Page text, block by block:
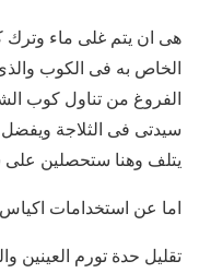
هى ان يتم غلى ماء وترك
الخاص به فى الكوب
الفروغ من تناول كوب
سيدتى فى الثلاجة
يتلف وهنا ستحصلين
اما عن استخدامات
تقليل حدة تورم العينين